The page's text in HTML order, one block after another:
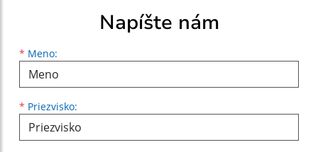
Napíšte nám
* Meno:
Meno
* Priezvisko:
Priezvisko
E-mailová adresa